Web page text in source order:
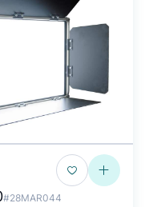
#28MAR044